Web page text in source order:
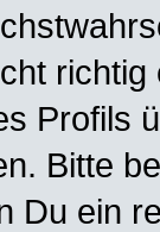
Profils
Bitte
Du ein